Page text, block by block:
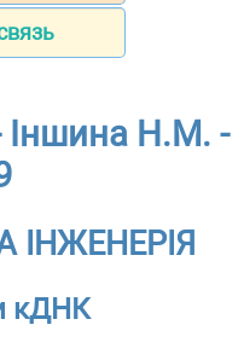
Іншина Н.М. -
ІНЖЕНЕРІЯ
кДНК